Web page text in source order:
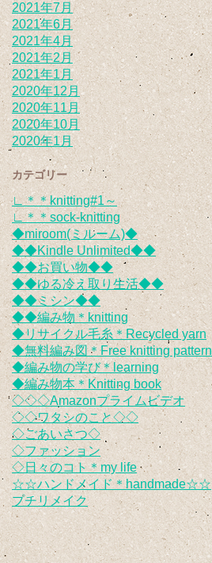
2021年7月
2021年6月
2021年4月
2021年2月
2021年1月
2020年12月
2020年11月
2020年10月
2020年1月
カテゴリー
∟＊＊knitting#1～
∟＊＊sock-knitting
◆miroom(ミルーム)◆
◆◆Kindle Unlimited◆◆
◆◆お買い物◆◆
◆◆ゆる冷え取り生活◆◆
◆◆ミシン◆◆
◆◆編み物＊knitting
◆リサイクル毛糸＊Recycled yarn
◆無料編み図＊Free knitting pattern
◆編み物の学び＊learning
◆編み物本＊Knitting book
◇◇◇Amazonプライムビデオ
◇◇ワタシのこと◇◇
◇ごあいさつ◇
◇ファッション
◇日々のコト＊my life
☆☆ハンドメイド＊handmade☆☆
プチリメイク